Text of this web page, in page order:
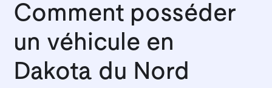
Comment posséder
un véhicule en
Dakota du Nord